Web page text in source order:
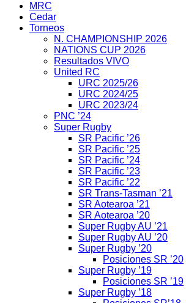
MRC
Cedar
Torneos
N. CHAMPIONSHIP 2026
NATIONS CUP 2026
Resultados VIVO
United RC
URC 2025/26
URC 2024/25
URC 2023/24
PNC ’24
Super Rugby
SR Pacific ’26
SR Pacific ’25
SR Pacific ’24
SR Pacific ’23
SR Pacific ’22
SR Trans-Tasman ’21
SR Aotearoa ’21
SR Aotearoa ’20
Super Rugby AU ’21
Super Rugby AU ’20
Super Rugby ’20
Posiciones SR ’20
Super Rugby ’19
Posiciones SR ’19
Super Rugby ’18